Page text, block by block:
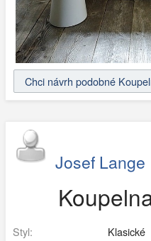
Chci návrh podobné
Josef Lange
Styl:
Klasické